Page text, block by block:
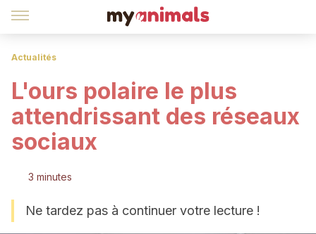
Actualités
L'ours polaire le plus
attendrissant des réseaux
sociaux
3 minutes
Ne tardez pas à continuer votre lecture !